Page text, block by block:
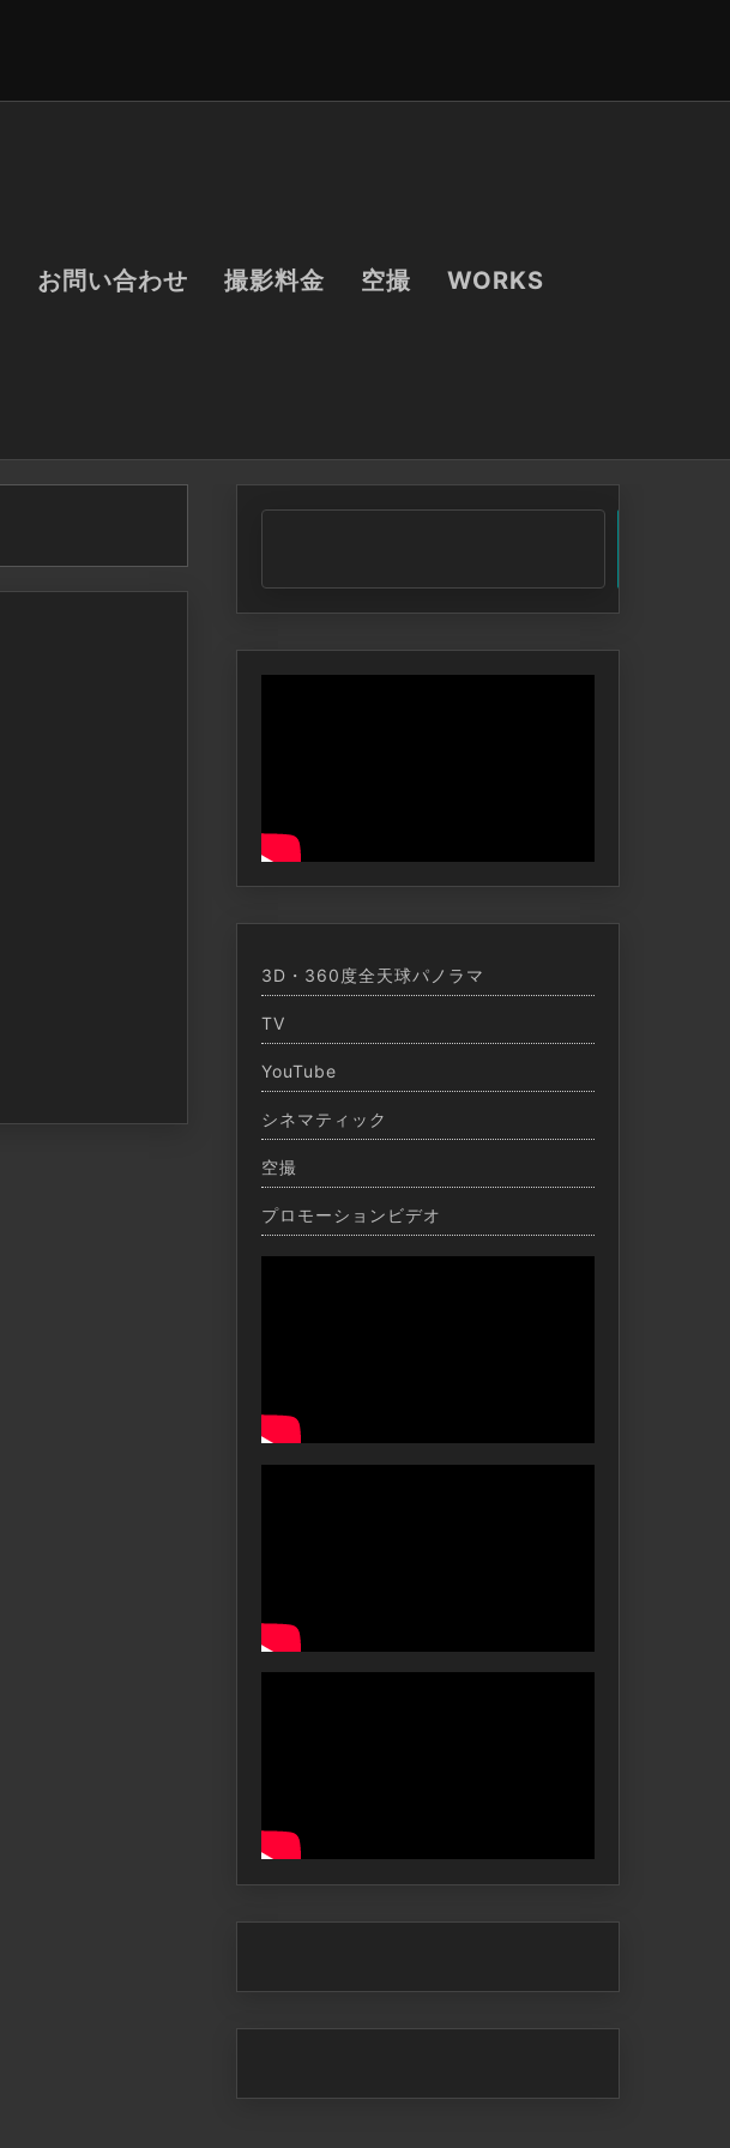
お問い合わせ 撮影料金 空撮 WORKS
3D・360度全天球パノラマ
TV
YouTube
シネマティック
空撮
プロモーションビデオ